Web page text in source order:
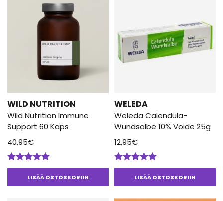
WILD NUTRITION
Wild Nutrition Immune
Support 60 Kaps
40,95€
Arvostelu
tuotteesta:LISÄÄ OSTOSKORIIN
WELEDA
Weleda Calendula-
Wundsalbe 10% Voide 25g
12,95€
Arvostelu
tuotteesta:LISÄÄ OSTOSKORIIN